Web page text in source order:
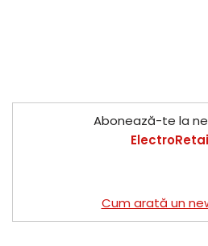
Abonează-te la
Cum arată un